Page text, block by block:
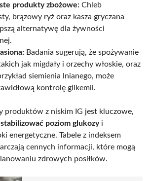
produkty zbożowe: Chleb
brązowy ryż oraz kasza gryczana
alternatywę dla żywności
Badania sugerują, że spożywanie
jak migdały i orzechy włoskie, oraz
siemienia lnianego, może
kontrolę glikemii.
produktów z niskim IG jest kluczowe,
stabilizować poziom glukozyi
energetyczne. Tabele z indeksem
cennych informacji, które mogą
zdrowych posiłków.